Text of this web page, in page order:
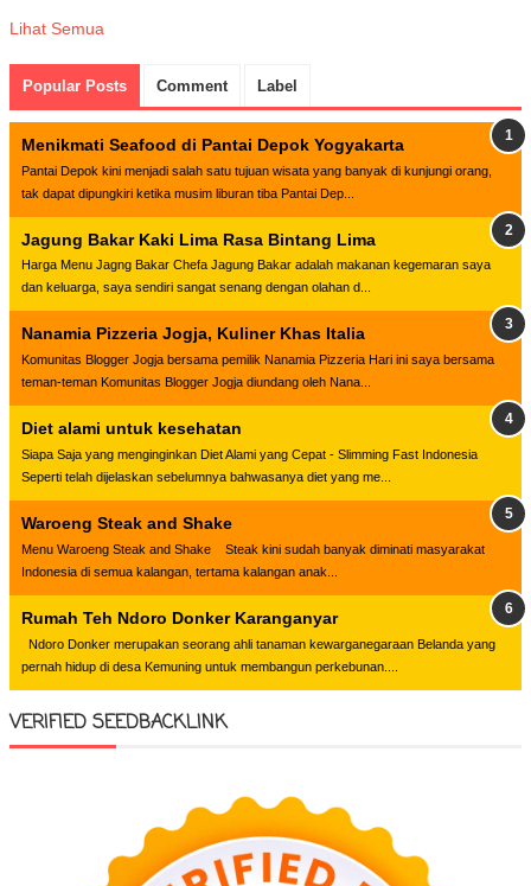
Lihat Semua
Popular Posts Comment Label
Menikmati Seafood di Pantai Depok Yogyakarta
Pantai Depok kini menjadi salah satu tujuan wisata yang banyak di kunjungi orang,
tak dapat dipungkiri ketika musim liburan tiba Pantai Dep...
Jagung Bakar Kaki Lima Rasa Bintang Lima
Harga Menu Jagng Bakar Chefa Jagung Bakar adalah makanan kegemaran saya
dan keluarga, saya sendiri sangat senang dengan olahan d...
Nanamia Pizzeria Jogja, Kuliner Khas Italia
Komunitas Blogger Jogja bersama pemilik Nanamia Pizzeria Hari ini saya bersama
teman-teman Komunitas Blogger Jogja diundang oleh Nana...
Diet alami untuk kesehatan
Siapa Saja yang menginginkan Diet Alami yang Cepat - Slimming Fast Indonesia
Seperti telah dijelaskan sebelumnya bahwasanya diet yang me...
Waroeng Steak and Shake
Menu Waroeng Steak and Shake Steak kini sudah banyak diminati masyarakat
Indonesia di semua kalangan, tertama kalangan anak...
Rumah Teh Ndoro Donker Karanganyar
Ndoro Donker merupakan seorang ahli tanaman kewarganegaraan Belanda yang
pernah hidup di desa Kemuning untuk membangun perkebunan....
VERIFIED SEEDBACKLINK